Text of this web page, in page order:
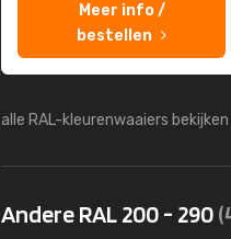
Meer info /
bestellen
alle RAL-kleurenwaaiers bekijken
Andere RAL 200 - 290